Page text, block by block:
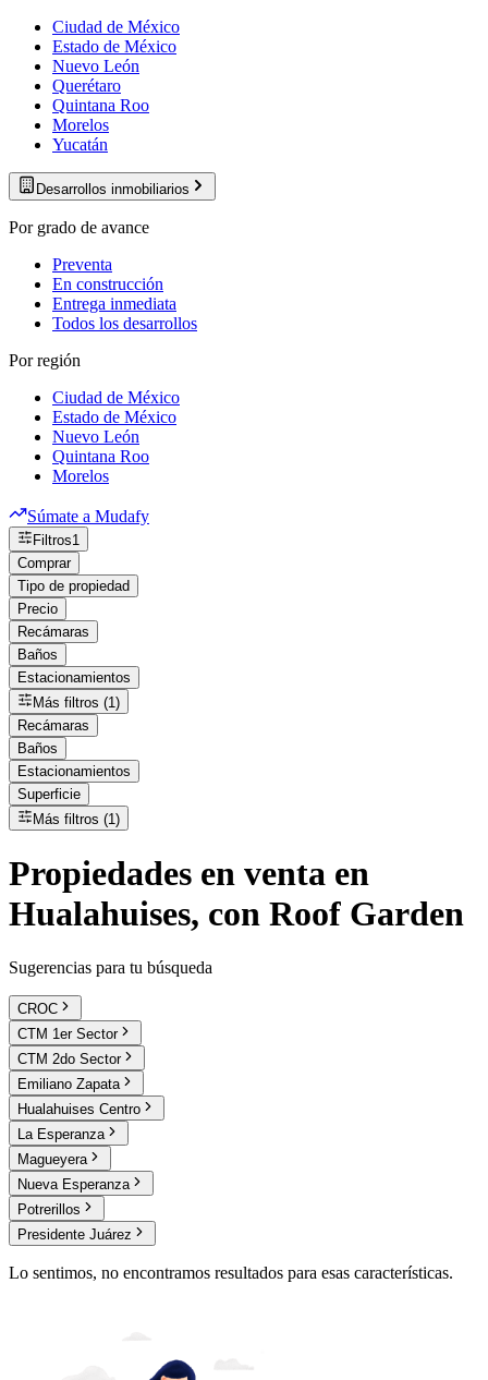
Ciudad de México
Estado de México
Nuevo León
Querétaro
Quintana Roo
Morelos
Yucatán
Desarrollos inmobiliarios
Por grado de avance
Preventa
En construcción
Entrega inmediata
Todos los desarrollos
Por región
Ciudad de México
Estado de México
Nuevo León
Quintana Roo
Morelos
Súmate a Mudafy
Filtros1
Comprar
Tipo de propiedad
Precio
Recámaras
Baños
Estacionamientos
Más filtros (1)
Recámaras
Baños
Estacionamientos
Superficie
Más filtros (1)
Propiedades en venta en
Hualahuises, con Roof Garden
Sugerencias para tu búsqueda
CROC
CTM 1er Sector
CTM 2do Sector
Emiliano Zapata
Hualahuises Centro
La Esperanza
Magueyera
Nueva Esperanza
Potrerillos
Presidente Juárez
Lo sentimos, no encontramos resultados para esas características.